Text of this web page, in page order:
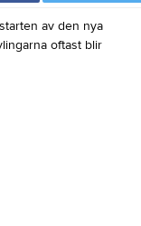
av den nya
oftast blir